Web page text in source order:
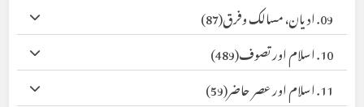
09. ادیان، مسالک وفرق
(87)
10. اسلام اور تصوف
(489)
11. اسلام اور عصر حاضر
(59)